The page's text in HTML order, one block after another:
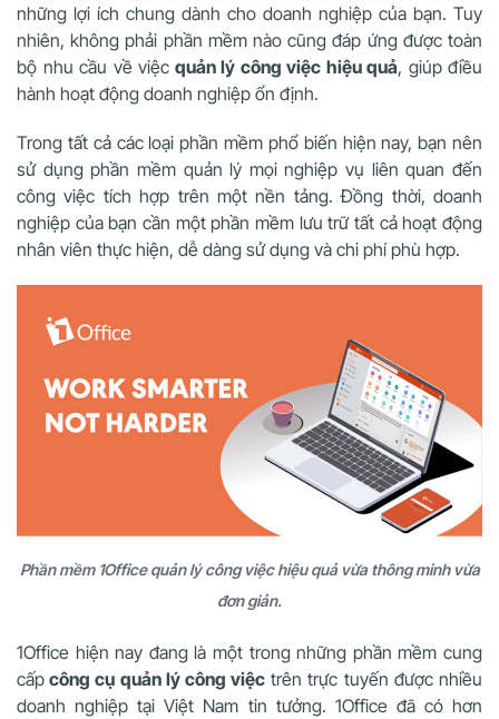
những lợi ích chung dành cho doanh nghiệp của bạn. Tuy
nhiên, không phải phần mềm nào cũng đáp ứng được toàn
bộ nhu cầu về việc quản lý công việc hiệu quả, giúp điều
hành hoạt động doanh nghiệp ổn định.
Trong tất cả các loại phần mềm phổ biến hiện nay, bạn nên
sử dụng phần mềm quản lý mọi nghiệp vụ liên quan đến
công việc tích hợp trên một nền tảng. Đồng thời, doanh
nghiệp của bạn cần một phần mềm lưu trữ tất cả hoạt động
nhân viên thực hiện, dễ dàng sử dụng và chi phí phù hợp.
Phần mềm 1Office quản lý công việc hiệu quả vừa thông minh vừa
đơn giản.
1Office hiện nay đang là một trong những phần mềm cung
cấp công cụ quản lý công việc trên trực tuyến được nhiều
doanh nghiệp tại Việt Nam tin tưởng. 1Office đã có hơn